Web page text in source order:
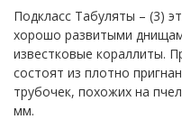
Подкласс Табуляты – (3)
хорошо развитыми
известковые кораллиты.
состоят из плотно
трубочек, похожих на
мм.